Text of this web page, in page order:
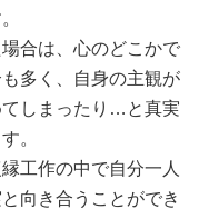
合は、心のどこかで
多く、自身の主観が
しまったり…と真実
。
工作の中で自分一人
向き合うことができ